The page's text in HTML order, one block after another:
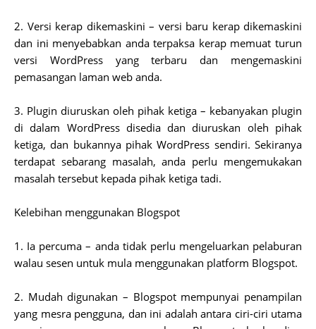
2. Versi kerap dikemaskini – versi baru kerap dikemaskini
dan ini menyebabkan anda terpaksa kerap memuat turun
versi WordPress yang terbaru dan mengemaskini
pemasangan laman web anda.
3. Plugin diuruskan oleh pihak ketiga – kebanyakan plugin
di dalam WordPress disedia dan diuruskan oleh pihak
ketiga, dan bukannya pihak WordPress sendiri. Sekiranya
terdapat sebarang masalah, anda perlu mengemukakan
masalah tersebut kepada pihak ketiga tadi.
Kelebihan menggunakan Blogspot
1. Ia percuma – anda tidak perlu mengeluarkan pelaburan
walau sesen untuk mula menggunakan platform Blogspot.
2. Mudah digunakan – Blogspot mempunyai penampilan
yang mesra pengguna, dan ini adalah antara ciri-ciri utama